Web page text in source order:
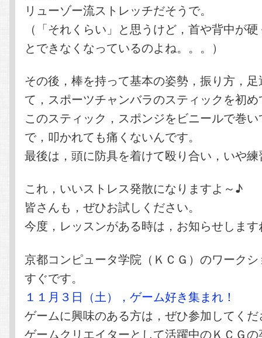
リューゾー流ストレッチだそうで。
（「それくらい」と思うけど，首や背中が
とできなくなっているのよね。。。）
その後，棒を持って基本の姿勢，振り方，
て，スポーツチャンバラのスティックを初
このスティック，スポンジをビニールで巻
で，叩かれても痛くないんです。
最後は，頭に防具を着けて殴り合い，いや
これ，いいストレス発散になりますよ～♪
皆さんも，ぜひお試しください。
今度，レッスンがある時は，お知らせします
京都コンピュータ学院（ＫＣＧ）のワーク
すぐです。
１１月３日（土），ゲーム好き集まれ！
ゲームに興味のある方は，ぜひ参加してく
ゲームクリエイターとして活躍中のＫＣＧ